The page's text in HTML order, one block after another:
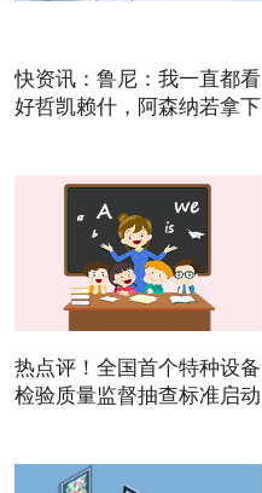
快资讯：鲁尼：我一直都看
好哲凯赖什，阿森纳若拿下
热点评！全国首个特种设备
检验质量监督抽查标准启动